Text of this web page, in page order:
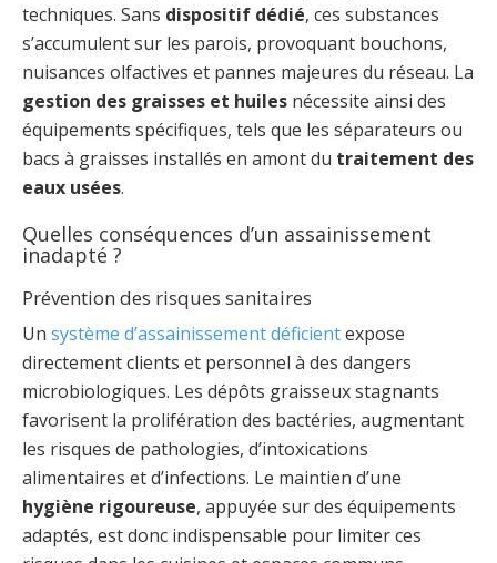
techniques. Sans dispositif dédié, ces substances
s’accumulent sur les parois, provoquant bouchons,
nuisances olfactives et pannes majeures du réseau. La
gestion des graisses et huiles nécessite ainsi des
équipements spécifiques, tels que les séparateurs ou
bacs à graisses installés en amont du traitement des
eaux usées.
Quelles conséquences d’un assainissement
inadapté ?
Prévention des risques sanitaires
Un système d’assainissement déficientexpose
directement clients et personnel à des dangers
microbiologiques. Les dépôts graisseux stagnants
favorisent la prolifération des bactéries, augmentant
les risques de pathologies, d’intoxications
alimentaires et d’infections. Le maintien d’une
hygiène rigoureuse, appuyée sur des équipements
adaptés, est donc indispensable pour limiter ces